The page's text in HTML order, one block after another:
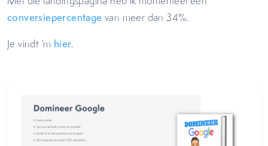
conversiepercentage van meer dan 34%.
Je vindt ‘m hier.